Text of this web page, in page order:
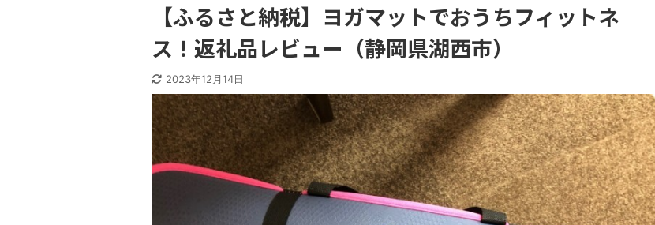
【ふるさと納税】ヨガマットでおうちフィットネ
ス！返礼品レビュー（静岡県湖西市）
2023年12月14日